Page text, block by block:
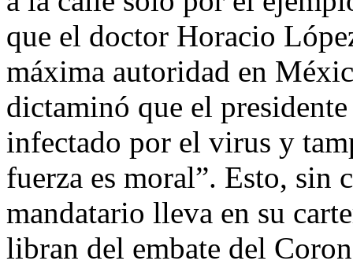
que el doctor Horacio
máxima autoridad en
dictaminó que el
infectado por el virus y
fuerza es moral”. Esto, sin
mandatario lleva en su
libran del embate del